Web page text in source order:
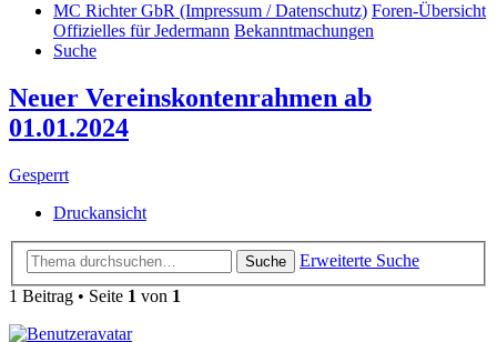
MC Richter GbR (Impressum / Datenschutz) Foren-Übersicht
Offizielles für Jedermann Bekanntmachungen
Suche
Neuer Vereinskontenrahmen ab
01.01.2024
Gesperrt
Druckansicht
Suche
Erweiterte Suche
1 Beitrag • Seite 1 von 1